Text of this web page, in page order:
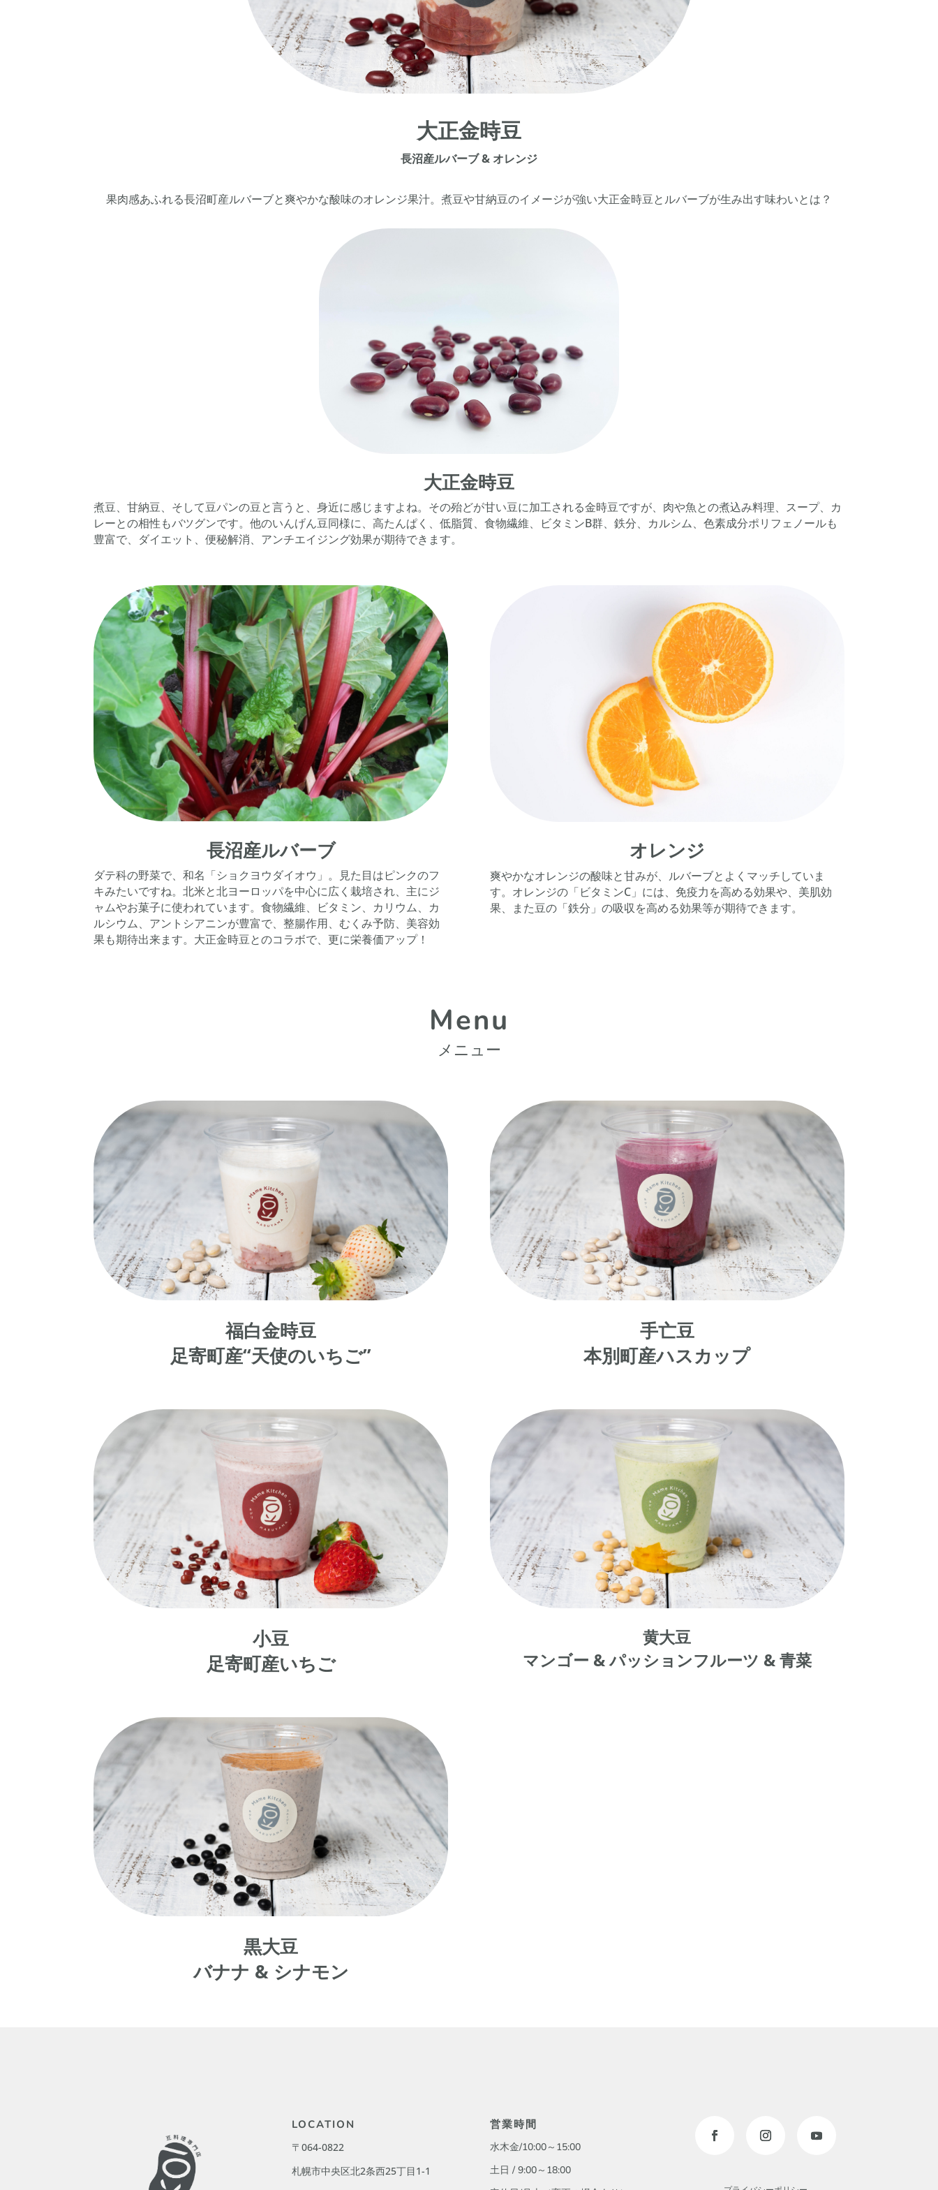
大正金時豆
長沼産ルバーブ & オレンジ
果肉感あふれる長沼町産ルバーブと爽やかな酸味のオレンジ果汁。 煮豆や甘納豆のイメージが強い大正金時豆とルバーブが生み出す味わいとは？
大正金時豆
煮豆、甘納豆、そして豆パンの豆と言うと、身近に感じますよね。 その殆どが甘い豆に加工される金時豆ですが、肉や魚との煮込み料理、スープ、カ
レーとの相性もバツグンです。他のいんげん豆同様に、高たんぱく、低脂質、食物繊維、ビタミンB群、鉄分、カルシム、色素成分ポリフェノールも
豊富で、ダイエット、便秘解消、アンチエイジング効果が期待できます。
長沼産ルバーブ
ダテ科の野菜で、和名「ショクヨウダイオウ」。見た目はピンクのフ
キみたいですね。北米と北ヨーロッパを中心に広く栽培され、主にジ
ャムやお菓子に使われています。食物繊維、ビタミン、カリウム、カ
ルシウム、アントシアニンが豊富で、整腸作用、むくみ予防、美容効
果も期待出来ます。 大正金時豆とのコラボで、更に栄養価アップ！
オレンジ
爽やかなオレンジの酸味と甘みが、ルバーブとよくマッチしていま
す。オレンジの「ビタミンC」には、免疫力を高める効果や、美肌効
果、また豆の「鉄分」の吸収を高める効果等が期待できます。
Menu
メニュー
福白金時豆
足寄町産“天使のいちご”
手亡豆
本別町産ハスカップ
小豆
足寄町産いちご
黄大豆
マンゴー &パッションフルーツ & 青菜
黒大豆
バナナ & シナモン
LOCATION
〒064-0822
札幌市中央区北2条西25丁目1-1
営業時間
水木金/10:00～15:00
土日 / 9:00～18:00